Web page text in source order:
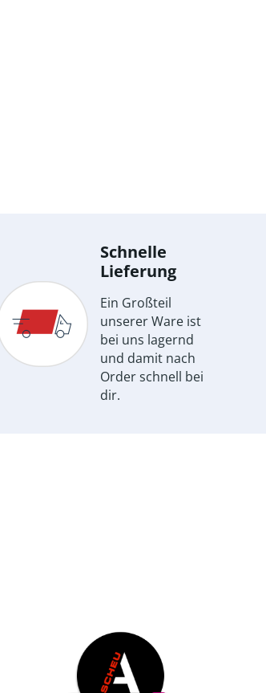
Schnelle
Lieferung
Ein Großteil
unserer Ware ist
bei uns lagernd
und damit nach
Order schnell bei
dir.